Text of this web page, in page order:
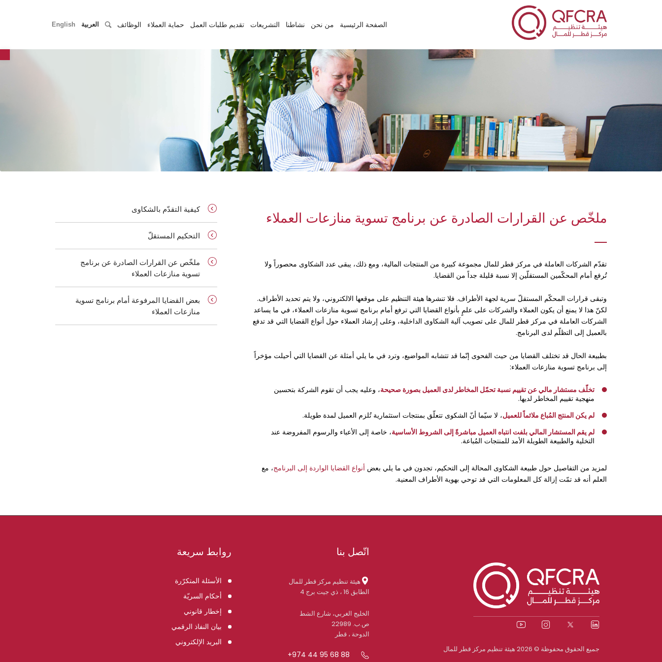
الصفحة الرئيسية من نحن نشاطنا التشريعات تقديم طلبات العمل حماية العملاء الوظائف العربية English
ملخّص عن القرارات الصادرة عن برنامج تسوية منازعات العملاء
تقدّم الشركات العاملة في مركز قطر للمال مجموعة كبيرة من المنتجات المالية، ومع ذلك، يبقى عدد الشكاوى محصوراً ولا
تُرفع أمام المحكّمين المستقلّين إلا نسبة قليلة جداً من القضايا.
وتبقى قرارات المحكّم المستقلّ سرية لجهة الأطراف. فلا تنشرها هيئة التنظيم على موقعها الالكتروني، ولا يتم تحديد الأطراف.
لكنّ هذا لا يمنع أن يكون العملاء والشركات على علمٍ بأنواع القضايا التي ترفع أمام برنامج تسوية منازعات العملاء، في ما يساعد
الشركات العاملة في مركز قطر للمال على تصويب آلية الشكاوى الداخلية، وعلى إرشاد العملاء حول أنواع القضايا التي قد تدفع
بالعميل إلى التظلّم لدى البرنامج.
بطبيعة الحال قد تختلف القضايا من حيث الفحوى إنّما قد تتشابه المواضيع، وترد في ما يلي أمثلة عن القضايا التي أحيلت مؤخراً
إلى برنامج تسوية منازعات العملاء:
تخلّف مستشار مالي عن تقييم نسبة تحمّل المخاطر لدى العميل بصورة صحيحة، وعليه يجب أن تقوم الشركة بتحسين
منهجية تقييم المخاطر لديها.
لم يكن المنتج المُباع ملائماً للعميل، لا سيّما أنّ الشكوى تتعلّق بمنتجات استثمارية تُلزم العميل لمدة طويلة.
لم يقم المستشار المالي بلفت انتباه العميل مباشرةً إلى الشروط الأساسية، خاصة إلى الأعباء والرسوم المفروضة عند
التخلية والطبيعة الطويلة الأمد للمنتجات المُباعة.
لمزيد من التفاصيل حول طبيعة الشكاوى المحالة إلى التحكيم، تجدون في ما يلي بعض أنواع القضايا الواردة إلى البرنامج، مع
العلم أنه قد تمّت إزالة كل المعلومات التي قد توحي بهوية الأطراف المعنية.
كيفية التقدّم بالشكاوى
التحكيم المستقلّ
ملخّص عن القرارات الصادرة عن برنامج
تسوية منازعات العملاء
بعض القضايا المرفوعة أمام برنامج تسوية
منازعات العملاء
جميع الحقوق محفوظة © 2026 هيئة تنظيم مركز قطر للمال
اتّصل بنا
هيئة تنظيم مركز قطر للمال
الطابق 16 ، ذي جيت برج 4
الخليج الغربي، شارع الشط
ص.ب. 22989
الدوحة ، قطر
+974 44 95 68 88
روابط سريعة
الأسئلة المتكرّرة
أحكام السريّة
إخطار قانوني
بيان النفاذ الرقمي
البريد الإلكتروني